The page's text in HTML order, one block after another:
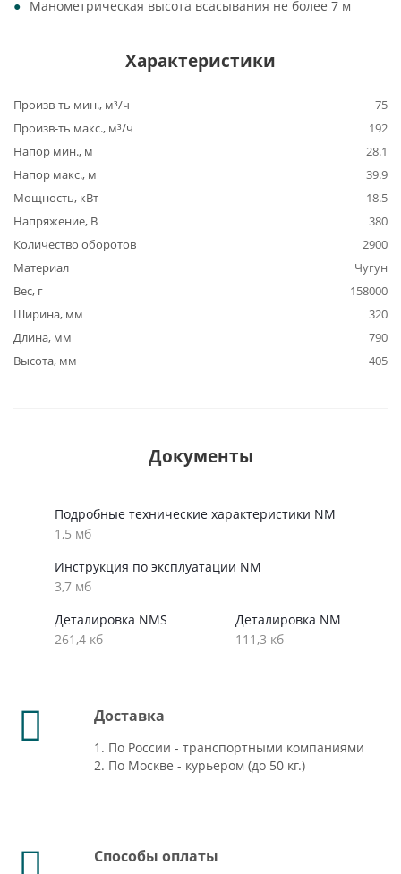
Манометрическая высота всасывания не более 7 м
Характеристики
Произв-ть мин., м³/ч
75
Произв-ть макс., м³/ч
192
Напор мин., м
28.1
Напор макс., м
39.9
Мощность, кВт
18.5
Напряжение, В
380
Количество оборотов
2900
Материал
Чугун
Вес, г
158000
Ширина, мм
320
Длина, мм
790
Высота, мм
405
Документы
Подробные технические характеристики NM
1,5 мб
Инструкция по эксплуатации NM
3,7 мб
Деталировка NMS
261,4 кб
Деталировка NM
111,3 кб
Доставка
1. По России - транспортными компаниями
2. По Москве - курьером (до 50 кг.)
Способы оплаты